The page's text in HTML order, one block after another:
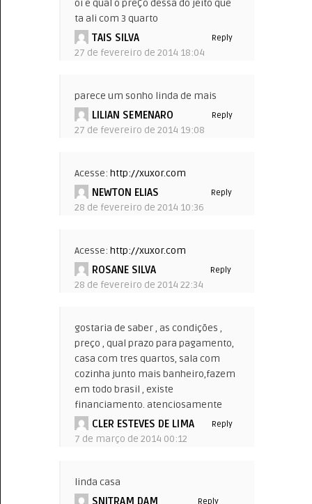
oi e qual o preÇo dessa do jeito que
ta ali com 3 quarto
TAIS SILVA
27 de fevereiro de 2014 18:04
Reply
parece um sonho linda de mais
LILIAN SEMENARO
27 de fevereiro de 2014 19:08
Reply
Acesse: http://xuxor.com
NEWTON ELIAS
28 de fevereiro de 2014 10:36
Reply
Acesse: http://xuxor.com
ROSANE SILVA
28 de fevereiro de 2014 22:34
Reply
gostaria de saber , as condições ,
preço , qual prazo para pagamento,
casa com tres quartos, sala com
cozinha junto mais banheiro,fazem
em todo brasil , existe
financiamento. atenciosamente
CLER ESTEVES DE LIMA
7 de março de 2014 00:12
Reply
linda casa
SNITRAM DAM Reply